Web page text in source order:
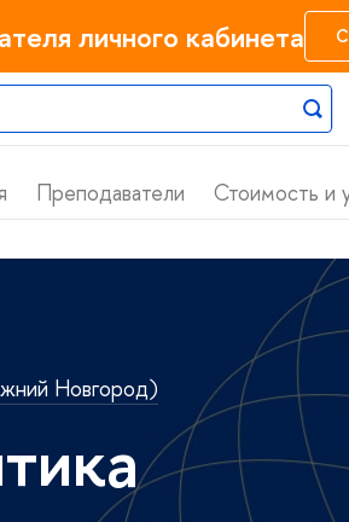
личного кабинета
Преподаватели Стоимость и
Новгород)